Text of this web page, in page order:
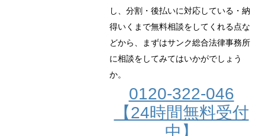
し、分割・後払いに対応している・納
得いくまで無料相談をしてくれる点な
どから、まずはサンク総合法律事務所
に相談をしてみてはいかがでしょう
か。
0120-322-046
【24時間無料受付
中】